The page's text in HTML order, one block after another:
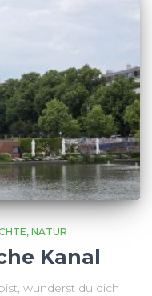
NATUR
Kanal
wunderst du dich